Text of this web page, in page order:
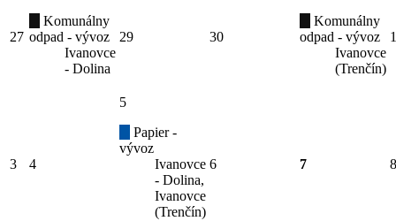
27
Komunálny
odpad - vývoz
Ivanovce
- Dolina
29 30
Komunálny
odpad - vývoz
Ivanovce
(Trenčín)
1
3 4
5
Papier -
vývoz
Ivanovce
- Dolina,
Ivanovce
(Trenčín)
6 7 8